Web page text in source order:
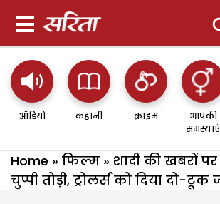
ऑडियो कहानी क्राइम
आपकी
समस्याएं
Home » फिल्म » शादी की खबरों
चुप्पी तोड़ी, ट्रोलर्स को दिया दो-टूक